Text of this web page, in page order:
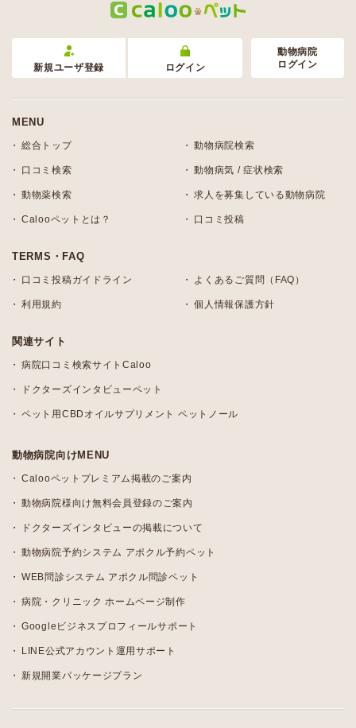
新規ユーザ登録 ログイン
動物病院
ログイン
MENU
総合トップ 動物病院検索
口コミ検索 動物病気 / 症状検索
動物薬検索 求人を募集している動物病院
Calooペットとは？ 口コミ投稿
TERMS・FAQ
口コミ投稿ガイドライン よくあるご質問（FAQ）
利用規約 個人情報保護方針
関連サイト
病院口コミ検索サイトCaloo
ドクターズインタビューペット
ペット用CBDオイルサプリメント ペットノール
動物病院向けMENU
Calooペットプレミアム掲載のご案内
動物病院様向け無料会員登録のご案内
ドクターズインタビューの掲載について
動物病院予約システム アポクル予約ペット
WEB問診システム アポクル問診ペット
病院・クリニック ホームページ制作
Googleビジネスプロフィールサポート
LINE公式アカウント運用サポート
新規開業パッケージプラン